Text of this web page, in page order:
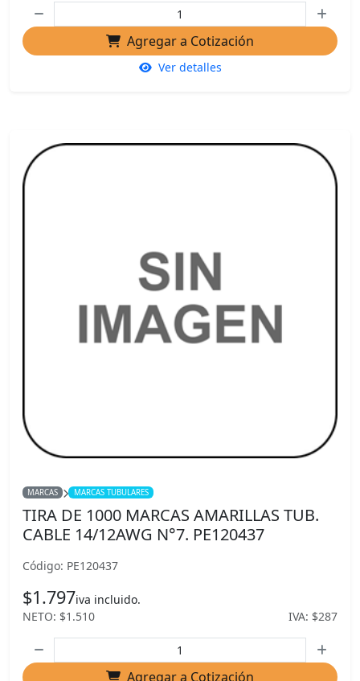
Agregar a Cotización
Ver detalles
MARCAS MARCAS TUBULARES
TIRA DE 1000 MARCAS AMARILLAS TUB.
CABLE 14/12AWG N°7. PE120437
Código: PE120437
$1.797iva incluido.
NETO: $1.510
IVA: $287
Agregar a Cotización